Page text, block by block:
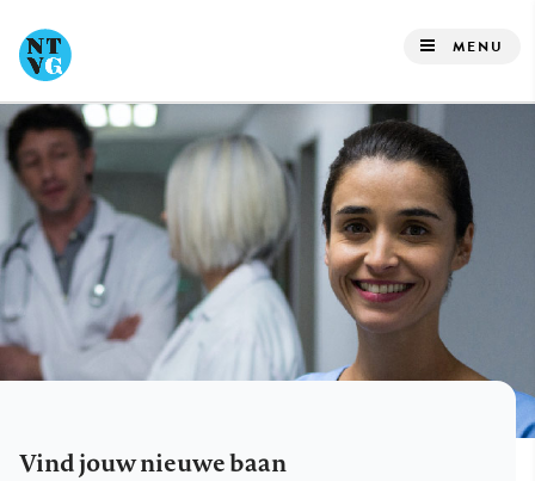
naar
de
inhoud
gaan
MENU
Vind jouw nieuwe baan